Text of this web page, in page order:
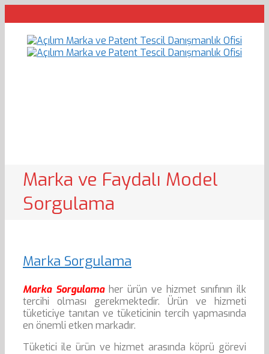
Marka ve Faydalı Model
Sorgulama
Marka Sorgulama
Marka Sorgulamaher ürün ve hizmet sınıfının ilk
tercihi olması gerekmektedir. Ürün ve hizmeti
tüketiciye tanıtan ve tüketicinin tercih yapmasında
en önemli etken markadır.
Tüketici ile ürün ve hizmet arasında köprü görevi